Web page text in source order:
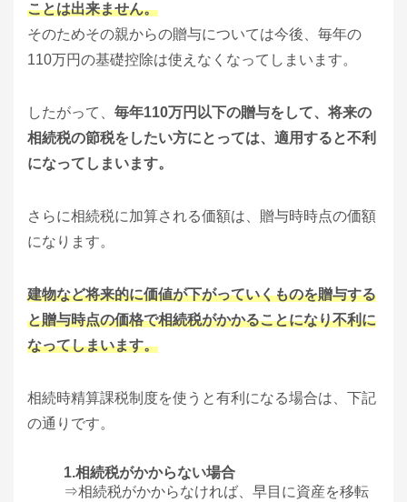
ことは出来ません。
そのためその親からの贈与については今後、毎年の
110万円の基礎控除は使えなくなってしまいます。
したがって、 毎年110万円以下の贈与をして、将来の
相続税の節税をしたい方にとっては、適用すると不利
になってしまいます。
さらに相続税に加算される価額は、贈与時時点の価額
になります。
建物など将来的に価値が下がっていくものを贈与する
と贈与時点の価格で相続税がかかることになり不利に
なってしまいます。
相続時精算課税制度を使うと有利になる場合は、下記
の通りです。
1.相続税がかからない場合
⇒相続税がかからなければ、早目に資産を移転